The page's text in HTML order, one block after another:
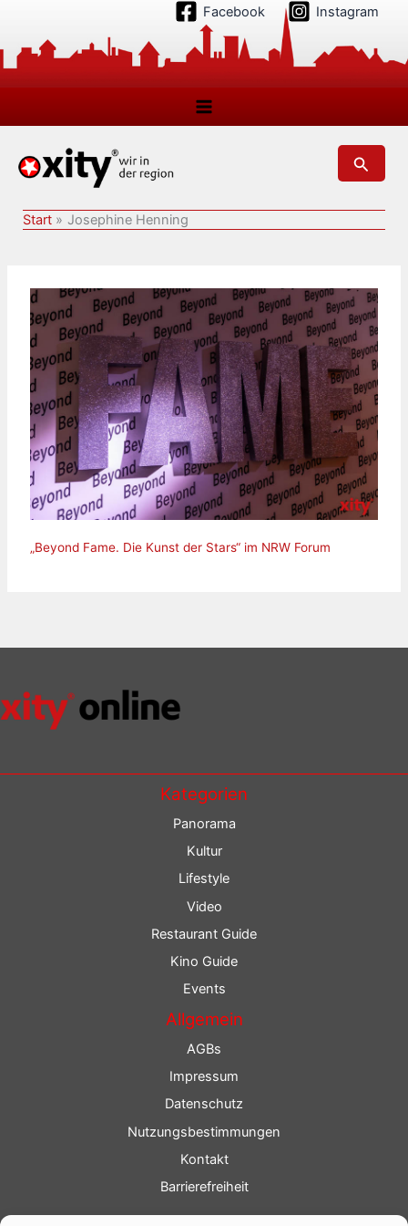
springen
Facebook Instagram
Suchen
Start Josephine Henning
„Beyond Fame. Die Kunst der Stars“ im NRW Forum
Kategorien
Panorama
Kultur
Lifestyle
Video
Restaurant Guide
Kino Guide
Events
Allgemein
AGBs
Impressum
Datenschutz
Nutzungsbestimmungen
Kontakt
Barrierefreiheit